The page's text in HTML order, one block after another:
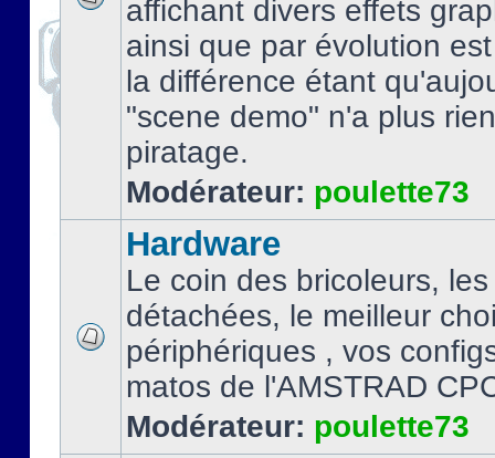
affichant divers effets
ainsi que par évolution
la différence étant
"scene demo" n'a plus
piratage.
Modérateur: poulette73
Hardware
Le coin des bricoleurs,
détachées, le meilleur
périphériques , vos
matos de l'AMSTRAD
Modérateur: poulette73